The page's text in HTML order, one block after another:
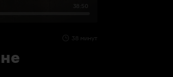
38:50
38 минут